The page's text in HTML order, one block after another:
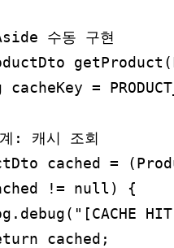
수동 구현
cacheKey =
: 캐시 조회
cached =
!= null) {
cached;